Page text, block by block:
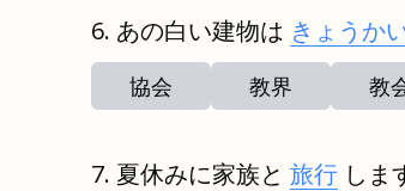
あの白い建物は きょうか
協会 教界 教
夏休みに家族と 旅行 しま